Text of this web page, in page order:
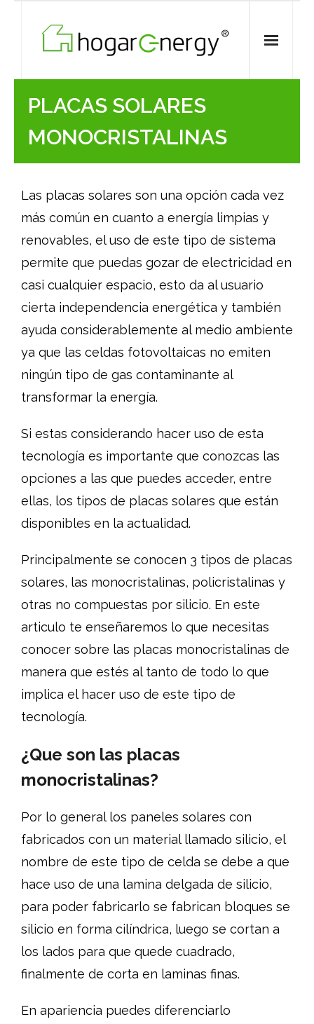
PLACAS SOLARES
MONOCRISTALINAS
Las placas solares son una opción cada vez
más común en cuanto a energía limpias y
renovables, el uso de este tipo de sistema
permite que puedas gozar de electricidad en
casi cualquier espacio, esto da al usuario
cierta independencia energética y también
ayuda considerablemente al medio ambiente
ya que las celdas fotovoltaicas no emiten
ningún tipo de gas contaminante al
transformar la energía.
Si estas considerando hacer uso de esta
tecnología es importante que conozcas las
opciones a las que puedes acceder, entre
ellas, los tipos de placas solares que están
disponibles en la actualidad.
Principalmente se conocen 3 tipos de placas
solares, las monocristalinas, policristalinas y
otras no compuestas por silicio. En este
articulo te enseñaremos lo que necesitas
conocer sobre las placas monocristalinas de
manera que estés al tanto de todo lo que
implica el hacer uso de este tipo de
tecnología.
¿Que son las placas
monocristalinas?
Por lo general los paneles solares con
fabricados con un material llamado silicio, el
nombre de este tipo de celda se debe a que
hace uso de una lamina delgada de silicio,
para poder fabricarlo se fabrican bloques se
silicio en forma cilíndrica, luego se cortan a
los lados para que quede cuadrado,
finalmente de corta en laminas finas.
En apariencia puedes diferenciarlo